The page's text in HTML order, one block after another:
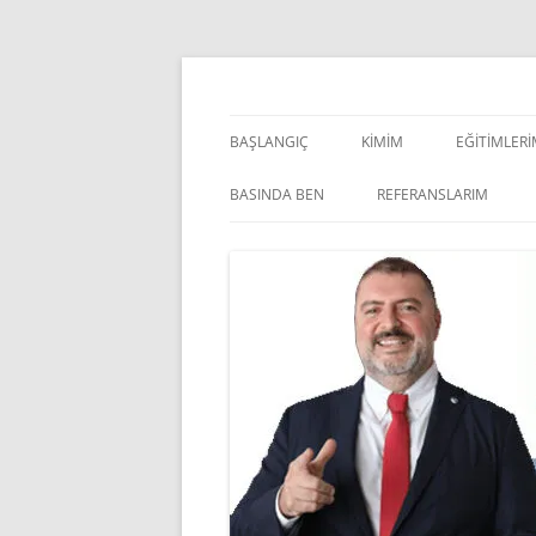
İçeriğe
BAŞLANGIÇ KIMIM
BASINDA BEN REFERANSLARIM